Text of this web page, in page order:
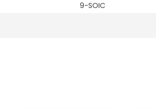
9-SOIC